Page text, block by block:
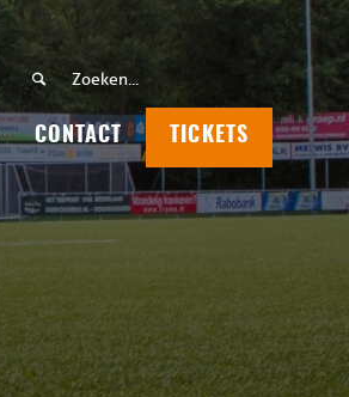
CONTACT TICKETS